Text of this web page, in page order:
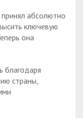
абсолютно
ключевую
она
благодаря
страны,